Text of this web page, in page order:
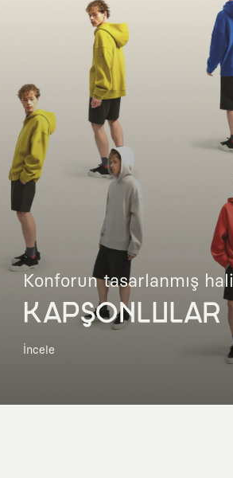
Konforun tasarlanmış hali
KAPŞONLULAR
İncele